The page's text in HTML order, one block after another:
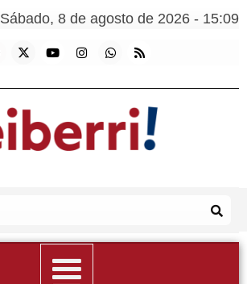
Sábado, 8 de agosto de 2026 - 15:09